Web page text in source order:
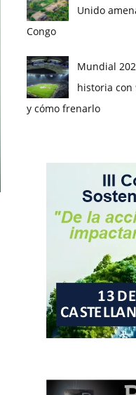
Unido
Congo
Mundial
historia con
y cómo frenarlo